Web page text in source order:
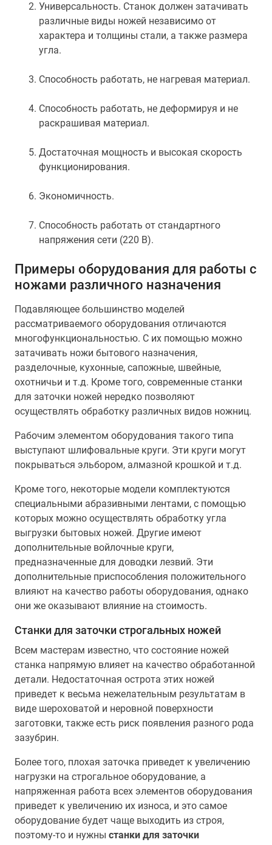
Универсальность. Станок должен затачивать
различные виды ножей независимо от
характера и толщины стали, а также размера
угла.
Способность работать, не нагревая материал.
Способность работать, не деформируя и не
раскрашивая материал.
Достаточная мощность и высокая скорость
функционирования.
Экономичность.
Способность работать от стандартного
напряжения сети (220 В).
Примеры оборудования для работы с
ножами различного назначения
Подавляющее большинство моделей
рассматриваемого оборудования отличаются
многофункциональностью. С их помощью можно
затачивать ножи бытового назначения,
разделочные, кухонные, сапожные, швейные,
охотничьи и т.д. Кроме того, современные станки
для заточки ножей нередко позволяют
осуществлять обработку различных видов ножниц.
Рабочим элементом оборудования такого типа
выступают шлифовальные круги. Эти круги могут
покрываться эльбором, алмазной крошкой и т.д.
Кроме того, некоторые модели комплектуются
специальными абразивными лентами, с помощью
которых можно осуществлять обработку угла
выгрузки бытовых ножей. Другие имеют
дополнительные войлочные круги,
предназначенные для доводки лезвий. Эти
дополнительные приспособления положительного
влияют на качество работы оборудования, однако
они же оказывают влияние на стоимость.
Станки для заточки строгальных ножей
Всем мастерам известно, что состояние ножей
станка напрямую влияет на качество обработанной
детали. Недостаточная острота этих ножей
приведет к весьма нежелательным результатам в
виде шероховатой и неровной поверхности
заготовки, также есть риск появления разного рода
зазубрин.
Более того, плохая заточка приведет к увеличению
нагрузки на строгальное оборудование, а
напряженная работа всех элементов оборудования
приведет к увеличению их износа, и это самое
оборудование будет чаще выходить из строя,
поэтому-то и нужны станки для заточки